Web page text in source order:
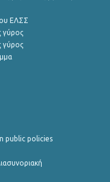
ΕΛΣΣ
γύρος
γύρος
public policies